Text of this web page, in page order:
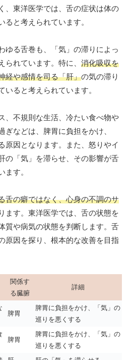
、東洋医学では、舌の症状は体の
ると考えられています。
ゆる舌巻も、「気」の滞りによっ
られています。特に、 消化吸収を
経や感情を司る「肝」の気の滞り
いると考えられています。
、不規則な生活、冷たい食べ物や
ぎなどは、脾胃に負担をかけ、
原因となります。また、怒りやイ
の「気」を滞らせ、その影響が舌
ます。
舌の癖ではなく、心身の不調のサ
ます。東洋医学では、舌の状態を
質や病気の状態を判断します。舌
原因を探り、根本的な改善を目指
関係す
る臓腑
詳細
脾胃
脾胃に負担をかけ、「気」の
巡りを悪くする
脾胃
脾胃に負担をかけ、「気」の
巡りを悪くする